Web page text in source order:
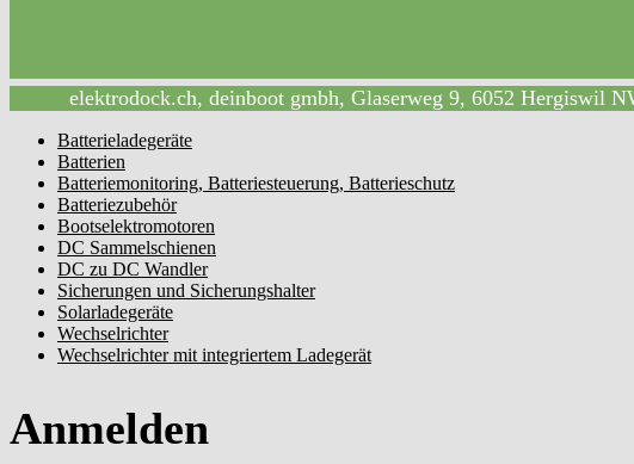
elektrodock.ch, deinboot gmbh, Glaserweg 9, 6052 Hergiswil
Batterieladegeräte
Batterien
Batteriemonitoring, Batteriesteuerung, Batterieschutz
Batteriezubehör
Bootselektromotoren
DC Sammelschienen
DC zu DC Wandler
Sicherungen und Sicherungshalter
Solarladegeräte
Wechselrichter
Wechselrichter mit integriertem Ladegerät
Anmelden